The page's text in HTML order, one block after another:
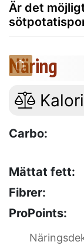
Är det
Näring
Carbo:
Mättat fett:
Fibrer:
ProPoints: